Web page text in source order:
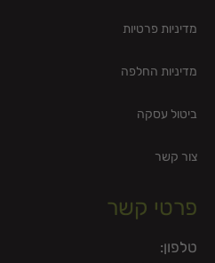
מדיניות פרטיות
מדיניות החלפה
ביטול עסקה
צור קשר
פרטי קשר
טלפון: